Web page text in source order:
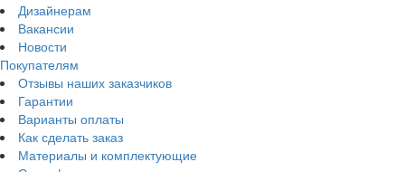
Дизайнерам
Вакансии
Новости
Покупателям
Отзывы наших заказчиков
Гарантии
Варианты оплаты
Как сделать заказ
Материалы и комплектующие